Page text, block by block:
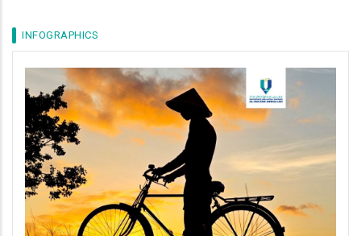
INFOGRAPHICS